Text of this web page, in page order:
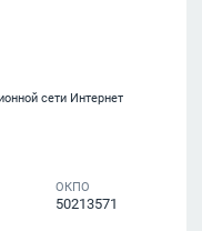
сети Интернет
ОКПО
50213571